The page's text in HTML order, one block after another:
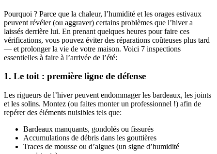
Pourquoi ? Parce que la chaleur, l’humidité et les orages estivaux
peuvent révéler (ou aggraver) certains problèmes que l’hiver a
laissés derrière lui. En prenant quelques heures pour faire ces
vérifications, vous pouvez éviter des réparations coûteuses plus tard
— et prolonger la vie de votre maison. Voici 7 inspections
essentielles à faire à l’arrivée de l’été:
1. Le toit : première ligne de défense
Les rigueurs de l’hiver peuvent endommager les bardeaux, les joints
et les solins. Montez (ou faites monter un professionnel !) afin de
repérer des éléments nuisibles tels que:
Bardeaux manquants, gondolés ou fissurés
Accumulations de débris dans les gouttières
Traces de mousse ou d’algues (un signe d’humidité